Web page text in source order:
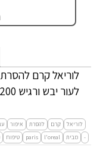
לוריאל קרם
לעור יבש ורגיש 200 מ"ל - מבית L'OREAL PARIS
לוריאל קרם להסרת איפור
-
מבית l'oreal
paris טיפוח